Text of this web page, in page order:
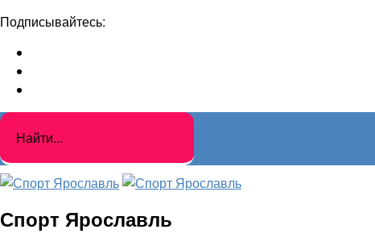
Подписывайтесь:
Спорт Ярославль